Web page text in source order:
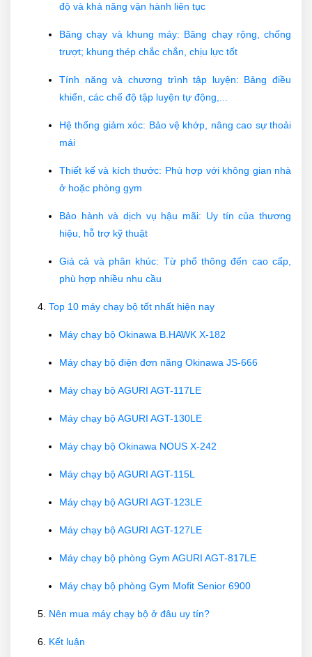
độ và khả năng vận hành liên tục
Băng chạy và khung máy: Băng chạy rộng, chống
trượt; khung thép chắc chắn, chịu lực tốt
Tính năng và chương trình tập luyện: Bảng điều
khiển, các chế độ tập luyện tự động,...
Hệ thống giảm xóc: Bảo vệ khớp, nâng cao sự thoải
mái
Thiết kế và kích thước: Phù hợp với không gian nhà
ở hoặc phòng gym
Bảo hành và dịch vụ hậu mãi: Uy tín của thương
hiệu, hỗ trợ kỹ thuật
Giá cả và phân khúc: Từ phổ thông đến cao cấp,
phù hợp nhiều nhu cầu
Top 10 máy chạy bộ tốt nhất hiện nay
Máy chạy bộ Okinawa B.HAWK X-182
Máy chạy bộ điện đơn năng Okinawa JS-666
Máy chạy bộ AGURI AGT-117LE
Máy chạy bộ AGURI AGT-130LE
Máy chạy bộ Okinawa NOUS X-242
Máy chạy bộ AGURI AGT-115L
Máy chạy bộ AGURI AGT-123LE
Máy chạy bộ AGURI AGT-127LE
Máy chạy bộ phòng Gym AGURI AGT-817LE
Máy chạy bộ phòng Gym Mofit Senior 6900
Nên mua máy chạy bộ ở đâu uy tín?
Kết luận